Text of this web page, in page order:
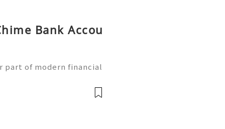
Bank Accou
part of modern financial
devices. With the g